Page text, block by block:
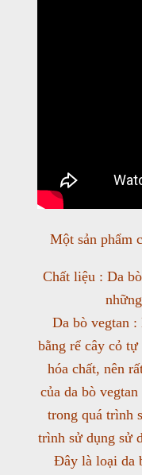
Một sản phẩm
Chất liệu : Da
Da bò vegtan
bằng rể cây cỏ
hóa chất, nên
của da bò
trong quá trình
trình sử dụng sử
Đây là loại da